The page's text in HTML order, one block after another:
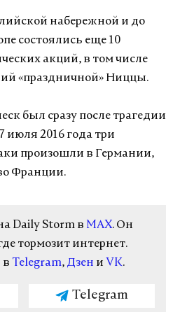
набережной и до
состоялись еще 10
акций, в том числе
«праздничной» Ниццы.
был сразу после трагедии
июля 2016 года три
произошли в Германии,
Франции.
Daily Storm в MAX. Он
тормозит интернет.
в Telegram, Дзен и VK.
Telegram